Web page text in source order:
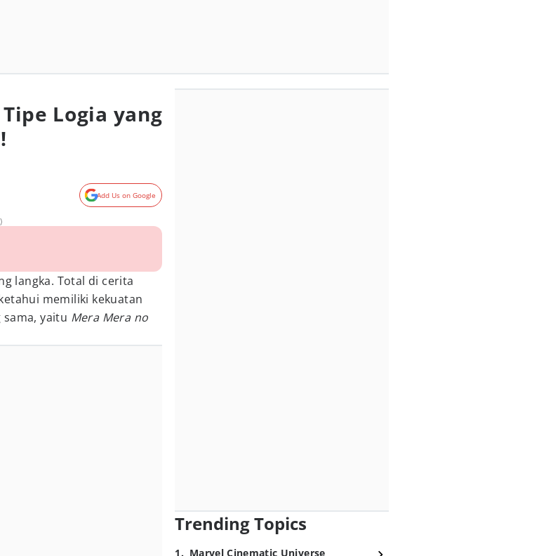
Logia yang
Add Us on Google
langka. Total di cerita
memiliki kekuatan
yaitu Mera Mera no
Trending Topics
1. Marvel Cinematic Universe